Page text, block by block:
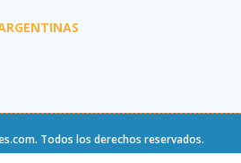
. Todos los derechos reservados.